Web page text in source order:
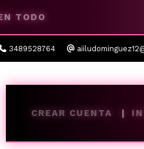
TODO
3489528764
CREAR CUENTA